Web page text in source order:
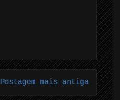
Postagem mais antiga